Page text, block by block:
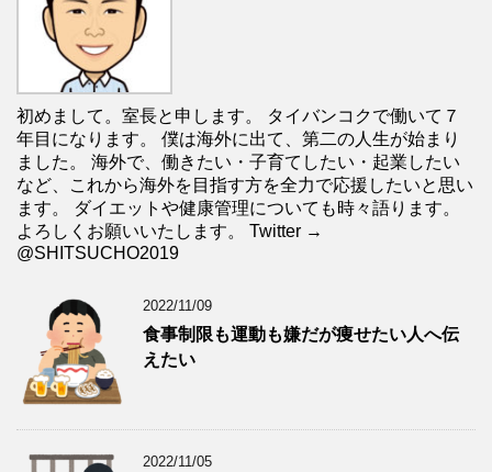
初めまして。室長と申します。 タイバンコクで働いて７
年目になります。 僕は海外に出て、第二の人生が始まり
ました。 海外で、働きたい・子育てしたい・起業したい
など、これから海外を目指す方を全力で応援したいと思い
ます。 ダイエットや健康管理についても時々語ります。
よろしくお願いいたします。 Twitter →
@SHITSUCHO2019
2022/11/09
食事制限も運動も嫌だが痩せたい人へ伝
えたい
2022/11/05